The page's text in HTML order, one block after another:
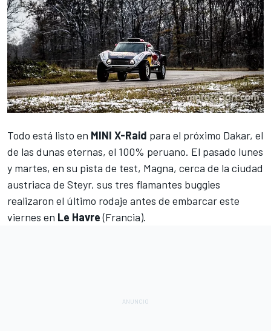
Todo está listo en MINI X-Raid para el próximo Dakar, el
de las dunas eternas, el 100% peruano. El pasado lunes
y martes, en su pista de test, Magna, cerca de la ciudad
austriaca de Steyr, sus tres flamantes buggies
realizaron el último rodaje antes de embarcar este
viernes en Le Havre(Francia).